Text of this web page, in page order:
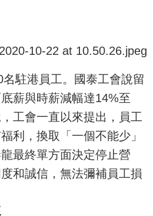
駐港員工。國泰工會說留
薪與時薪減幅達14%至
工會一直以來提出，員工
利，換取「一個不能少」
最終單方面決定停止營
和誠信，無法彌補員工損